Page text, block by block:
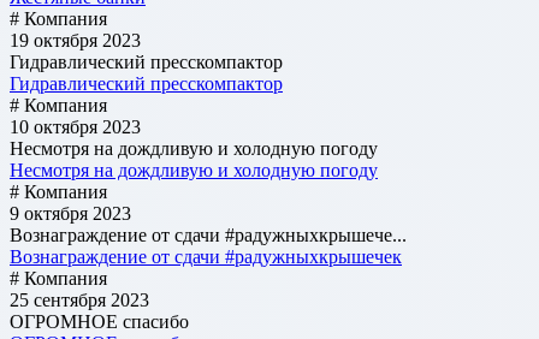
# Компания
19 октября 2023
Гидравлический пресскомпактор
Гидравлический пресскомпактор
# Компания
10 октября 2023
Несмотря на дождливую и холодную погоду
Несмотря на дождливую и холодную погоду
# Компания
9 октября 2023
Вознаграждение от сдачи #радужныхкрышече...
Вознаграждение от сдачи #радужныхкрышечек
# Компания
25 сентября 2023
ОГРОМНОЕ спасибо